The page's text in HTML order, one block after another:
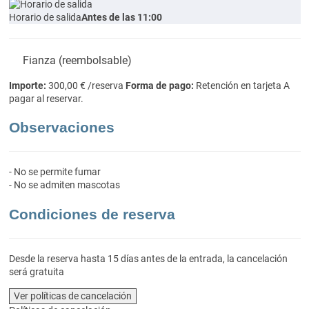
Horario de salidaAntes de las 11:00
Fianza (reembolsable)
Importe: 300,00 € /reserva Forma de pago: Retención en tarjeta A
pagar al reservar.
Observaciones
- No se permite fumar
- No se admiten mascotas
Condiciones de reserva
Desde la reserva hasta 15 días antes de la entrada, la cancelación
será gratuita
Ver políticas de cancelación